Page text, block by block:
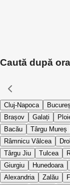
Caută după
Cluj-Napoca
Brașov
Galați
Bacău
Târgu Mureș
Râmnicu Vâlcea
Târgu Jiu
Tulcea
Giurgiu
Hunedoara
Alexandria
Zalău